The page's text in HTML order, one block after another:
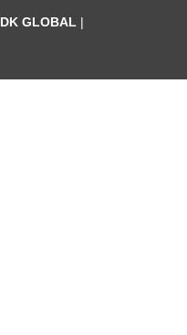
DK GLOBAL |